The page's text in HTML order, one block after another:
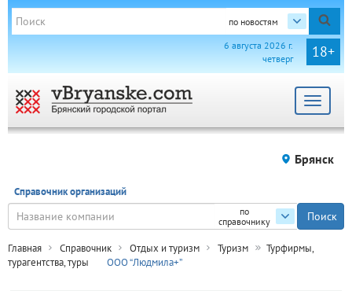
по новостям
18+
6 августа 2026 г.
четверг
Toggle
Брянск
Справочник организаций
по
справочнику
Главная Справочник Отдых и туризм Туризм
Турфирмы,
турагентства, туры
ООО “Людмила+”